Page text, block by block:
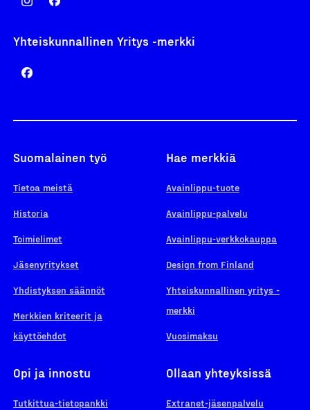
Yhteiskunnallinen Yritys -merkki
Suomalainen työ
Tietoa meistä
Historia
Toimielimet
Jäsenyritykset
Yhdistyksen säännöt
Merkkien kriteerit ja
käyttöehdot
Hae merkkiä
Avainlippu-tuote
Avainlippu-palvelu
Avainlippu-verkkokauppa
Design from Finland
Yhteiskunnallinen yritys -
merkki
Vuosimaksu
Opi ja innostu
Tutkittua-tietopankki
Ollaan yhteyksissä
Extranet-jäsenpalvelu